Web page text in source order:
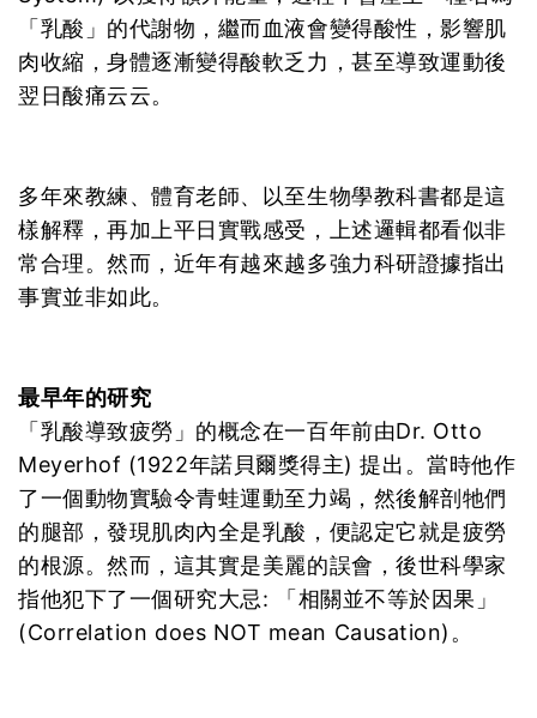
「乳酸」的代謝物，繼而血液會變得酸性，影響肌
肉收縮，身體逐漸變得酸軟乏力，甚至導致運動後
翌日酸痛云云。
多年來教練、體育老師、以至生物學教科書都是這
樣解釋，再加上平日實戰感受，上述邏輯都看似非
常合理。然而，近年有越來越多強力科研證據指出
事實並非如此。
最早年的研究
「乳酸導致疲勞」的概念在一百年前由Dr. Otto
Meyerhof (1922年諾貝爾獎得主) 提出。當時他作
了一個動物實驗令青蛙運動至力竭，然後解剖牠們
的腿部，發現肌肉內全是乳酸，便認定它就是疲勞
的根源。然而，這其實是美麗的誤會，後世科學家
指他犯下了一個研究大忌: 「相關並不等於因果」
(Correlation does NOT mean Causation)。